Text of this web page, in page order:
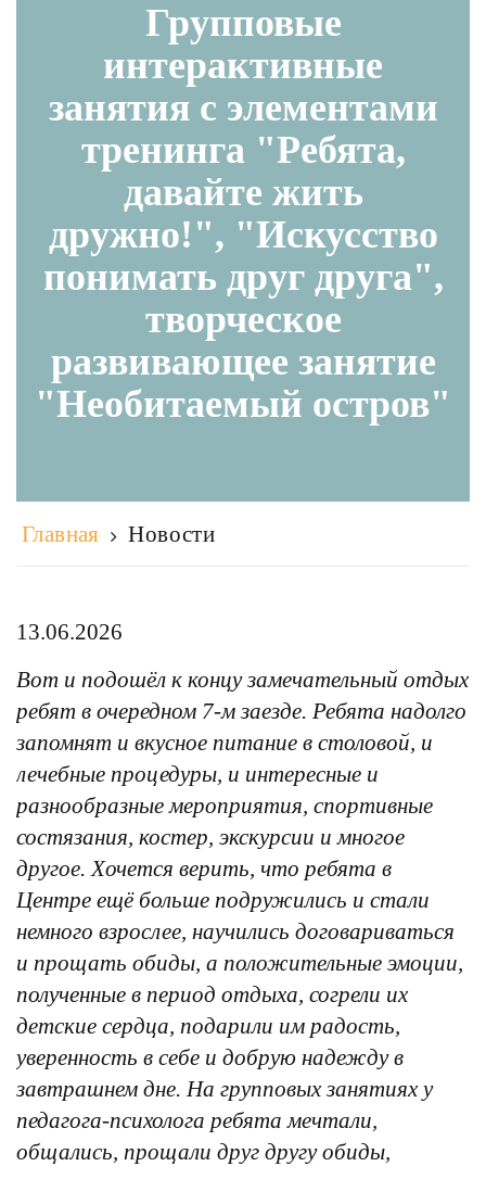
Групповые
интерактивные
занятия с элементами
тренинга "Ребята,
давайте жить
дружно!", "Искусство
понимать друг друга",
творческое
развивающее занятие
"Необитаемый остров"
Главная Новости
13.06.2026
Вот и подошёл к концу замечательный отдых
ребят в очередном 7-м заезде. Ребята надолго
запомнят и вкусное питание в столовой, и
лечебные процедуры, и интересные и
разнообразные мероприятия, спортивные
состязания, костер, экскурсии и многое
другое. Хочется верить, что ребята в
Центре ещё больше подружились и стали
немного взрослее, научились договариваться
и прощать обиды, а положительные эмоции,
полученные в период отдыха, согрели их
детские сердца, подарили им радость,
уверенность в себе и добрую надежду в
завтрашнем дне. На групповых занятиях у
педагога-психолога ребята мечтали,
общались, прощали друг другу обиды,